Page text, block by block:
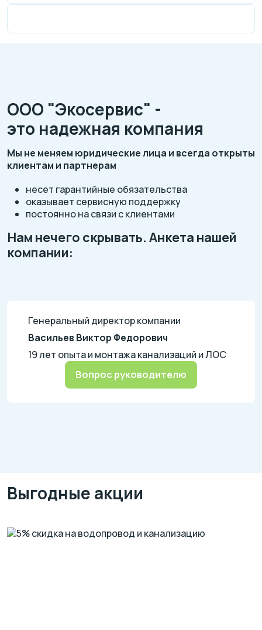
ООО "Экосервис" -
это надежная компания
Мы не меняем юридические лица и всегда открыты
клиентам и партнерам
несет гарантийные обязательства
оказывает сервисную поддержку
постоянно на связи с клиентами
Нам нечего скрывать. Анкета нашей
компании:
Генеральный директор компании
Васильев Виктор Федорович
19 лет опыта и монтажа канализаций и ЛОС
Вопрос руководителю
Выгодные акции